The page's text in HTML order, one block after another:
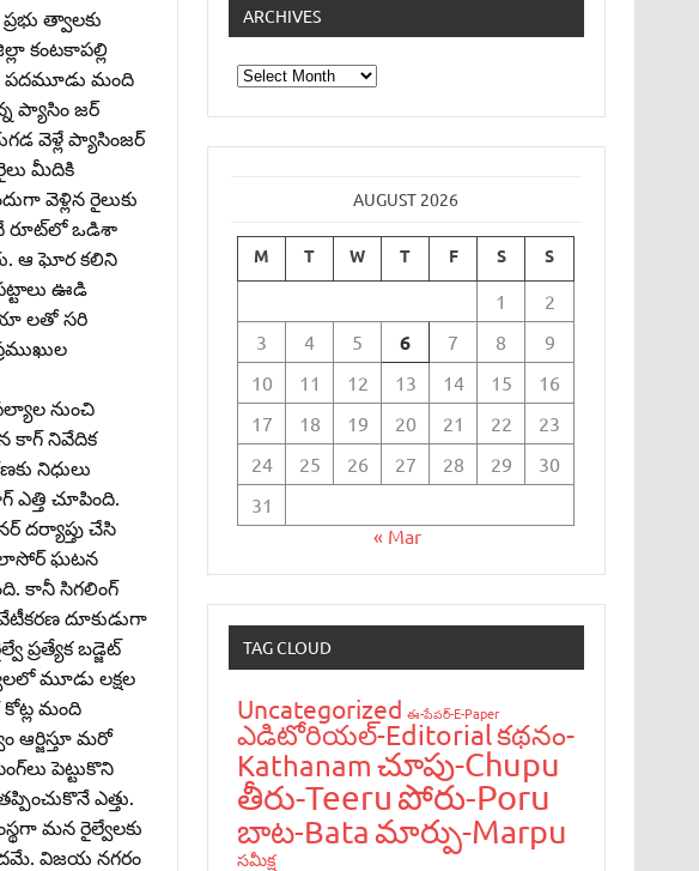
త్వాలకు
కంటకాపల్లి
పదమూడు మంది
ప్యాసిం జర్‌
వెళ్లే ప్యాసింజర్‌
మీదికి
వెళ్లిన రైలుకు
రూట్‌లో ఒడిశా
ఆ ఘోర కలిని
ఊడి
లతో సరి
నుంచి
కాగ్‌ నివేదిక
నిధులు
ఎత్తి చూపింది.
దర్యాప్తు చేసి
ఘటన
కానీ సిగలింగ్‌
దూకుడుగా
ప్రత్యేక బడ్జెట్‌
మూడు లక్షల
మంది
ఆర్జిస్తూ మరో
పెట్టుకొని
ఎత్తు.
మన రైల్వేలకు
విజయ నగరం
ARCHIVES
Archives
AUGUST 2026
M T W T F S S
1
2
3
4 5 6 7 8
9
10
11 12 13 14 15
16
17
18 19 20 21 22
23
24
25 26 27 28 29
30
31
« Mar
TAG CLOUD
Uncategorized ఈ-పేప‌ర్-E-Paper
ఎడిటోరియ‌ల్-Editorialక‌థ‌నం-
Kathanam చూపు-Chupu
తీరు-Teeruపోరు-Poru
బాట‌-Bata మార్పు-Marpu
స‌మీక్ష‌